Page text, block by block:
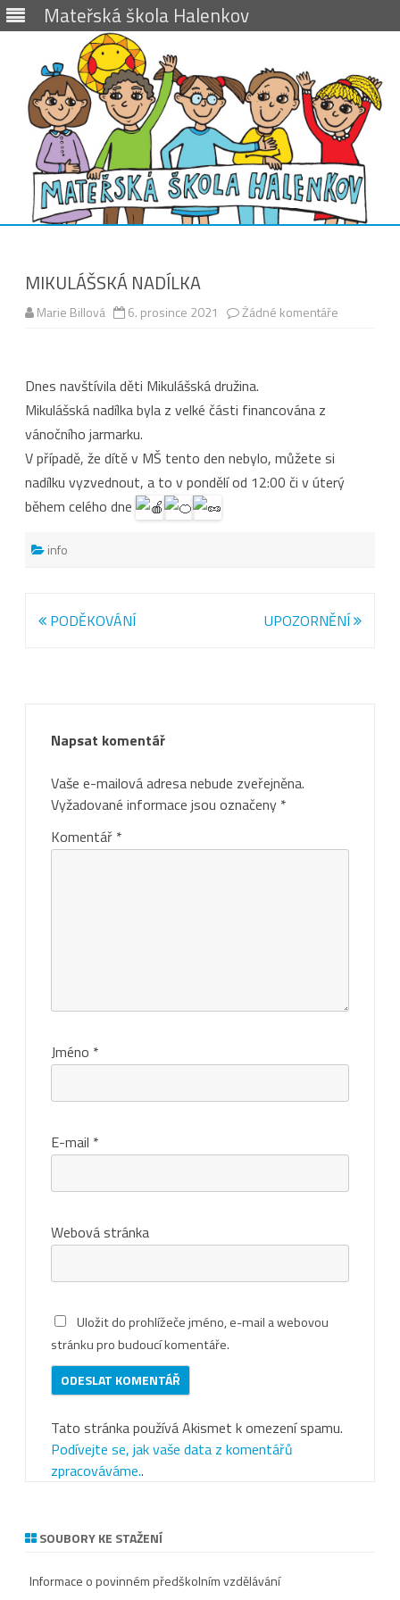
Mateřská škola Halenkov
Skip
MIKULÁŠSKÁ NADÍLKA
Marie Billová 6. prosince 2021 Žádné komentáře
Dnes navštívila děti Mikulášská družina.
Mikulášská nadílka byla z velké části financována z
vánočního jarmarku.
V případě, že dítě v MŠ tento den nebylo, můžete si
nadílku vyzvednout, a to v pondělí od 12:00 či v úterý
během celého dne
info
Navigace
PODĚKOVÁNÍ UPOZORNĚNÍ
Napsat komentář
Vaše e-mailová adresa nebude zveřejněna.
Vyžadované informace jsou označeny *
Komentář *
Jméno *
E-mail *
Webová stránka
Uložit do prohlížeče jméno, e-mail a webovou
stránku pro budoucí komentáře.
Tato stránka používá Akismet k omezení spamu.
Podívejte se, jak vaše data z komentářů
zpracováváme..
SOUBORY KE STAŽENÍ
Informace o povinném předškolním vzdělávání